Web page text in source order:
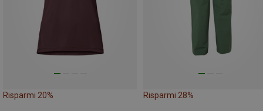
Risparmi 20% Risparmi 28%